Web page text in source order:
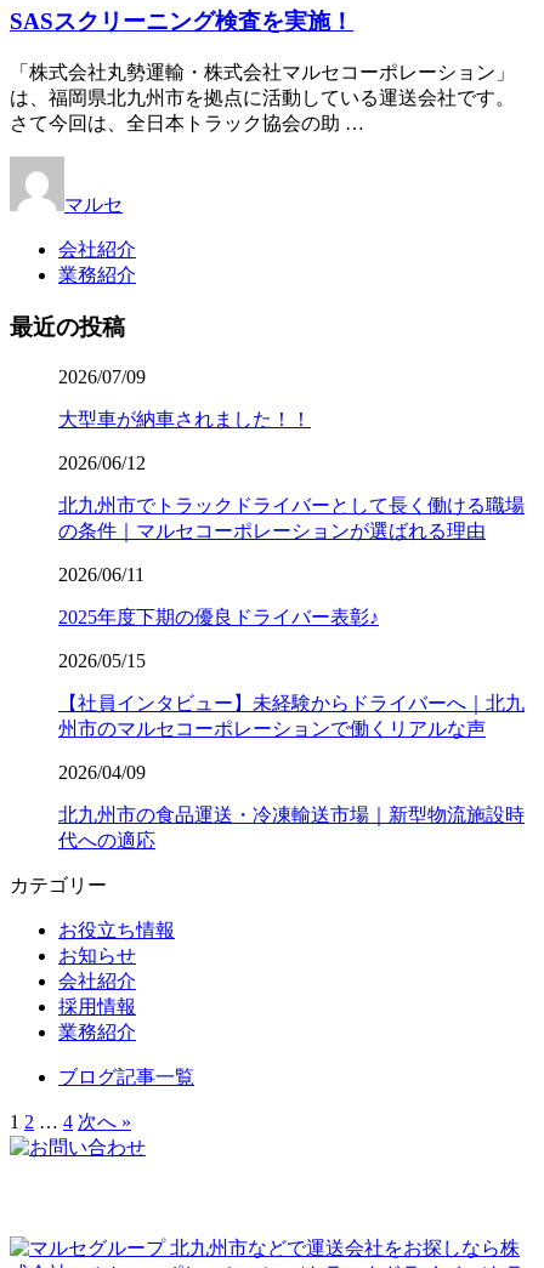
SASスクリーニング検査を実施！
「株式会社丸勢運輸・株式会社マルセコーポレーション」
は、福岡県北九州市を拠点に活動している運送会社です。
さて今回は、全日本トラック協会の助 …
マルセ
会社紹介
業務紹介
最近の投稿
2026/07/09
大型車が納車されました！！
2026/06/12
北九州市でトラックドライバーとして長く働ける職場
の条件｜マルセコーポレーションが選ばれる理由
2026/06/11
2025年度下期の優良ドライバー表彰♪
2026/05/15
【社員インタビュー】未経験からドライバーへ｜北九
州市のマルセコーポレーションで働くリアルな声
2026/04/09
北九州市の食品運送・冷凍輸送市場｜新型物流施設時
代への適応
カテゴリー
お役立ち情報
お知らせ
会社紹介
採用情報
業務紹介
ブログ記事一覧
1 2 … 4 次へ »
北九州市などで運送会社をお探しなら株